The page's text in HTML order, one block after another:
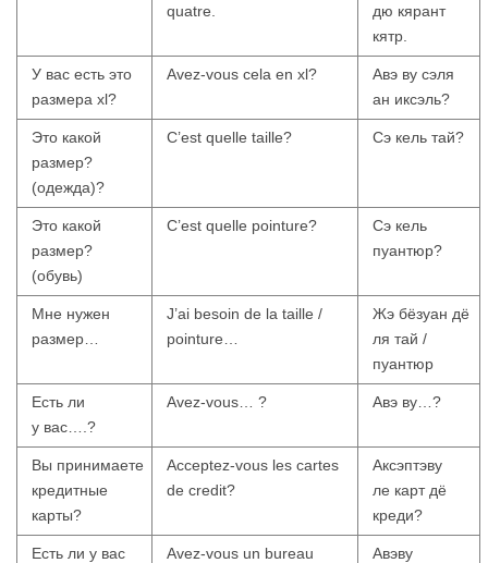
quatre.
дю кярант
кятр.
У вас есть это
размера xl?
Avez-vous cela en xl?
Авэ ву сэля
ан иксэль?
Это какой
размер?
(одежда)?
C’est quelle taille? Сэ кель тай?
Это какой
размер?
(обувь)
C’est quelle pointure?
Сэ кель
пуантюр?
Мне нужен
размер…
J’ai besoin de la taille /
pointure…
Жэ бёзуан дё
ля тай /
пуантюр
Есть ли
у вас….?
Avez-vous… ? Авэ ву…?
Вы принимаете
кредитные
карты?
Acceptez-vous les cartes
de credit?
Аксэптэву
ле карт дё
креди?
Есть ли у вас
Avez-vous un bureau
Авэву